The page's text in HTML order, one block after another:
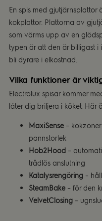
En spis med gjutjärnsplattor
kokplattor. Plattorna av
som värms upp av en
typen är att den är billigast i
bli dyrare i elkostnad.
Vilka funktioner är
Electrolux spisar kommer
låter dig briljera i köket. Här
MaxiSense– kokzoner
pannstorlek
Hob2Hood–
trådlös anslutning
Katalysrengöring–
SteamBake– för den
VelvetClosing–